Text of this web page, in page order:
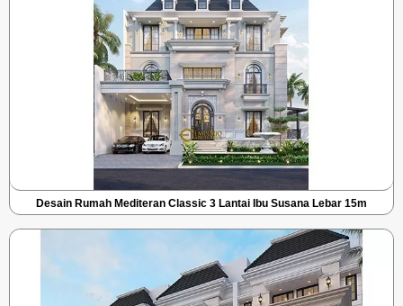
Desain Rumah Mediteran Classic 3 Lantai Ibu Susana Lebar 15m